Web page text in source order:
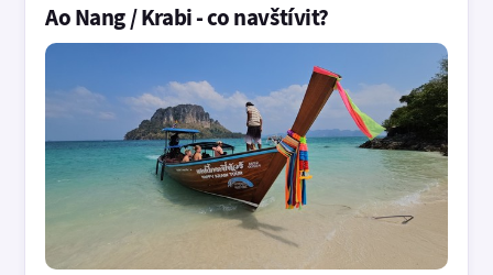
Ao Nang / Krabi - co navštívit?